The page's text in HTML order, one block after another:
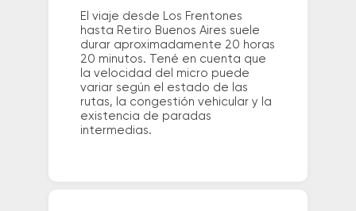
El viaje desde Los Frentones
hasta Retiro Buenos Aires suele
durar aproximadamente 20 horas
20 minutos. Tené en cuenta que
la velocidad del micro puede
variar según el estado de las
rutas, la congestión vehicular y la
existencia de paradas
intermedias.